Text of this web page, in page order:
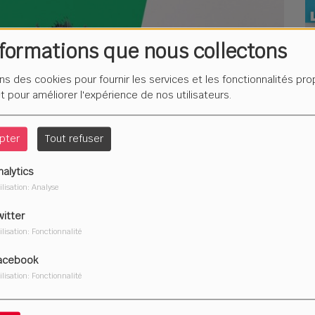
que nous collectons
des cookies pour fournir les services et les fonctionnalités
pour améliorer l'expérience de nos utilisateurs.
Tout refuser
Analyse
Fonctionnalité
Fonctionnalité